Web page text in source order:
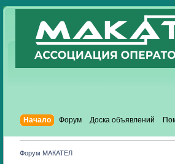
Начало Форум Доска объявлений
Форум МАКАТЕЛ